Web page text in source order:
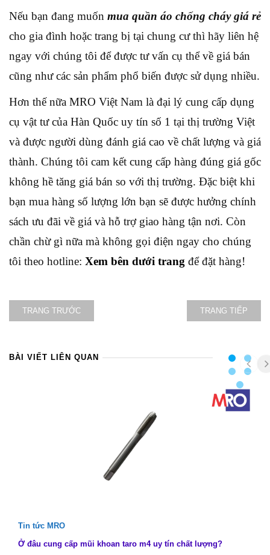
Nếu bạn đang muốn mua quần áo chống cháy giá rẻ
cho gia đình hoặc trang bị tại chung cư thì hãy liên hệ
ngay với chúng tôi để được tư vấn cụ thể về giá bán
cũng như các sản phẩm phổ biến được sử dụng nhiều.
Hơn thế nữa MRO Việt Nam là đại lý cung cấp dụng
cụ vật tư của Hàn Quốc uy tín số 1 tại thị trường Việt
và được người dùng đánh giá cao về chất lượng và giá
thành. Chúng tôi cam kết cung cấp hàng đúng giá gốc
không hề tăng giá bán so với thị trường. Đặc biệt khi
bạn mua hàng số lượng lớn bạn sẽ được hưởng chính
sách ưu đãi về giá và hỗ trợ giao hàng tận nơi. Còn
chần chừ gì nữa mà không gọi điện ngay cho chúng
tôi theo hotline: Xem bên dưới trang để đặt hàng!
TRANG TRƯỚC TRANG TIẾP
BÀI VIẾT LIÊN QUAN
Tin tức MRO
Ở đâu cung cấp mũi khoan taro m4 uy tín chất lượng?